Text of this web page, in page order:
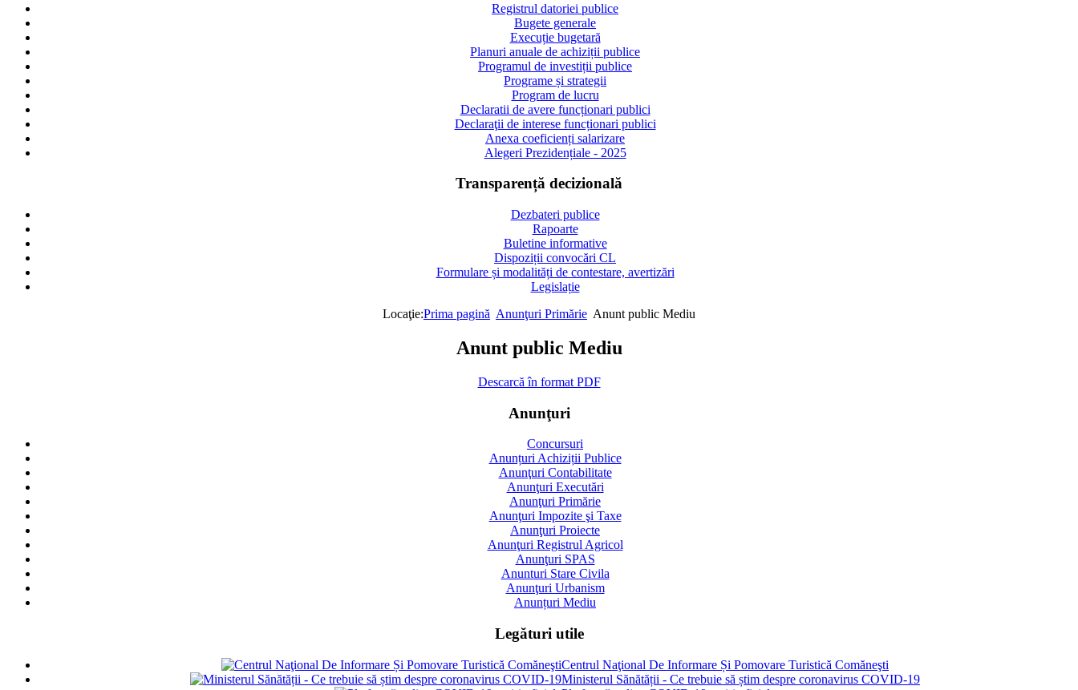
Registrul datoriei publice
Bugete generale
Execuție bugetară
Planuri anuale de achiziții publice
Programul de investiții publice
Programe și strategii
Program de lucru
Declaratii de avere funcționari publici
Declaraţii de interese funcționari publici
Anexa coeficienți salarizare
Alegeri Prezidențiale - 2025
Transparență decizională
Dezbateri publice
Rapoarte
Buletine informative
Dispoziții convocări CL
Formulare și modalități de contestare, avertizări
Legislație
Locaţie:Prima pagină Anunţuri Primărie Anunt public Mediu
Anunt public Mediu
Descarcă în format PDF
Anunţuri
Concursuri
Anunțuri Achiziții Publice
Anunţuri Contabilitate
Anunţuri Executări
Anunţuri Primărie
Anunţuri Impozite şi Taxe
Anunţuri Proiecte
Anunţuri Registrul Agricol
Anunţuri SPAS
Anunturi Stare Civila
Anunţuri Urbanism
Anunțuri Mediu
Legături utile
Centrul Naţional De Informare Și Pomovare Turistică Comăneşti
Ministerul Sănătății - Ce trebuie să știm despre coronavirus COVID-19